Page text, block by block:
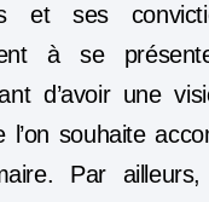
et ses
à se
d’avoir une
l’on souhaite
Par ailleurs,